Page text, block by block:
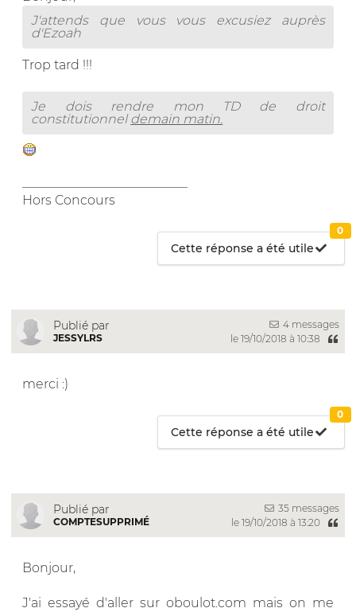
J'attends que vous vous excusiez auprès
d'Ezoah
Trop tard !!!
Je dois rendre mon TD de droit
constitutionneldemain matin.
Hors Concours
Cette réponse a été utile
0
Publié par
JESSYLRS
4 messages
le 19/10/2018 à 10:38
merci :)
Cette réponse a été utile
0
Publié par
COMPTESUPPRIMÉ
35 messages
le 19/10/2018 à 13:20
Bonjour,
J'ai essayé d'aller sur oboulot.com mais on me